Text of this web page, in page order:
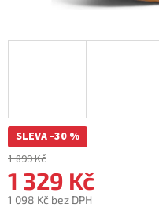
SLEVA -30 %
1 899 Kč
1 329 Kč
1 098 Kč bez DPH